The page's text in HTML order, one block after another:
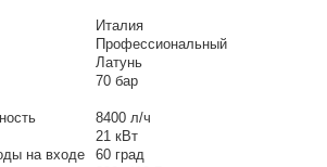
Италия
Профессиональный
Латунь
70 бар
8400 л/ч
21 кВт
на входе
60 град